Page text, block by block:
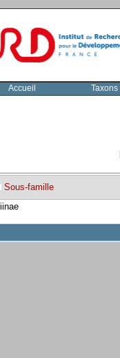
Accueil Taxons
Sous-famille